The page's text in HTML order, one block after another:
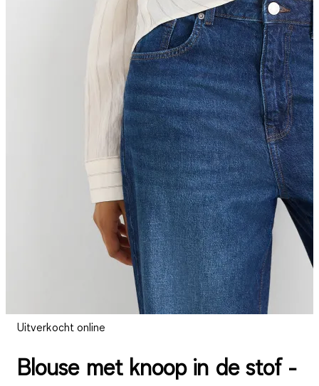
Uitverkocht online
Blouse met knoop in de stof -